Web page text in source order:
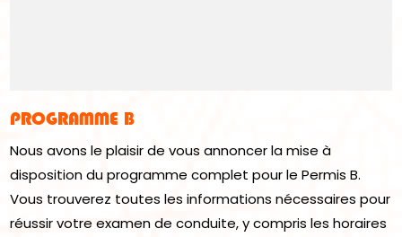
PROGRAMME B
Nous avons le plaisir de vous annoncer la mise à
disposition du programme complet pour le Permis B.
Vous trouverez toutes les informations nécessaires pour
réussir votre examen de conduite, y compris les horaires